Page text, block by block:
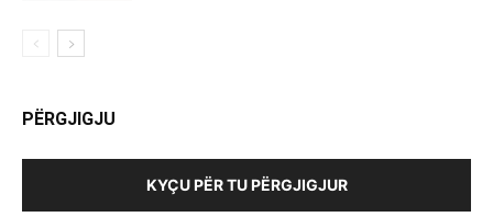
PËRGJIGJU
KYÇU PËR TU PËRGJIGJUR